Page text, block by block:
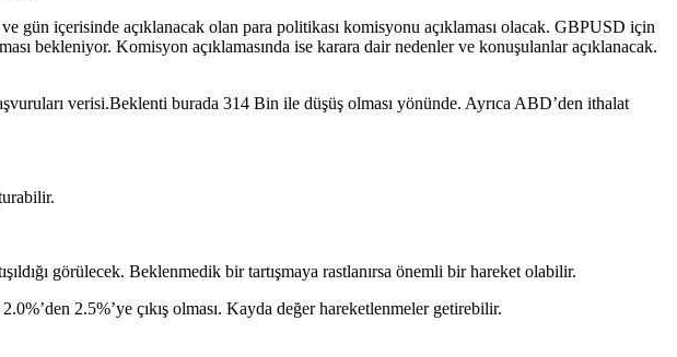
gün içerisinde açıklanacak olan para politikası komisyonu açıklaması olacak. GBPUSD için
bekleniyor. Komisyon açıklamasında ise karara dair nedenler ve konuşulanlar açıklanacak.
verisi.Beklenti burada 314 Bin ile düşüş olması yönünde. Ayrıca ABD’den ithalat
görülecek. Beklenmedik bir tartışmaya rastlanırsa önemli bir hareket olabilir.
2.5%’ye çıkış olması. Kayda değer hareketlenmeler getirebilir.